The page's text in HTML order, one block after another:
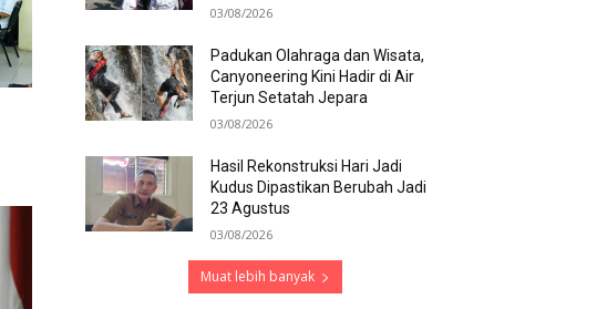
03/08/2026
Padukan Olahraga dan Wisata,
Canyoneering Kini Hadir di Air
Terjun Setatah Jepara
03/08/2026
Hasil Rekonstruksi Hari Jadi
Kudus Dipastikan Berubah Jadi
23 Agustus
03/08/2026
Muat lebih banyak